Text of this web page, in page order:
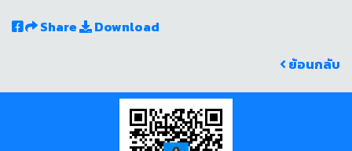
Share
Download
ย้อนกลับ